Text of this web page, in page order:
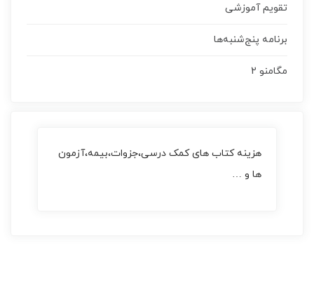
تقویم آموزشی
برنامه پنج‌شنبه‌ها
مگامنو 2
هزینه کتاب های کمک درسی،جزوات،بیمه،آزمون
ها و …